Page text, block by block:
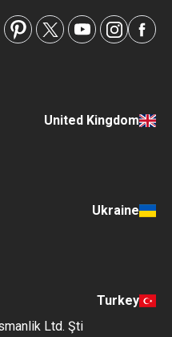
United Kingdom
Ukraine
Turkey
Ltd. Şti.